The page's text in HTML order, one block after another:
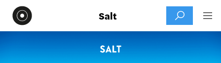
Salt  